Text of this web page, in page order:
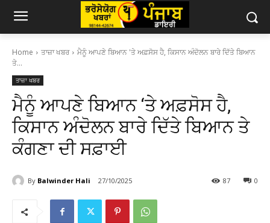
Home ਤਾਜ਼ਾ ਖਬਰ
ਮੈਨੂੰ ਆਪਣੇ ਬਿਆਨ 'ਤੇ ਅਫ਼ਸੋਸ ਹੈ, ਕਿਸਾਨ ਅੰਦੋਲਨ ਬਾਰੇ ਦਿੱਤੇ ਬਿਆਨ
ਤੇ...
ਤਾਜ਼ਾ ਖਬਰ
ਮੈਨੂੰ ਆਪਣੇ ਬਿਆਨ ‘ਤੇ ਅਫ਼ਸੋਸ ਹੈ,
ਕਿਸਾਨ ਅੰਦੋਲਨ ਬਾਰੇ ਦਿੱਤੇ ਬਿਆਨ ਤੇ
ਕੰਗਣਾ ਦੀ ਸਫ਼ਾਈ
By Balwinder Hali 27/10/2025 0
87